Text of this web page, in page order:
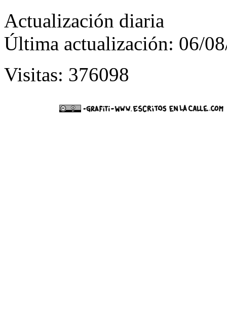
Actualización diaria
Última actualización: 06/
Visitas: 376098